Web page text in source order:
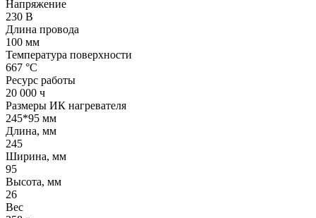
Напряжение
230 В
Длина провода
100 мм
Температура поверхности
667 °С
Ресурс работы
20 000 ч
Размеры ИК нагревателя
245*95 мм
Длина, мм
245
Ширина, мм
95
Высота, мм
26
Вес